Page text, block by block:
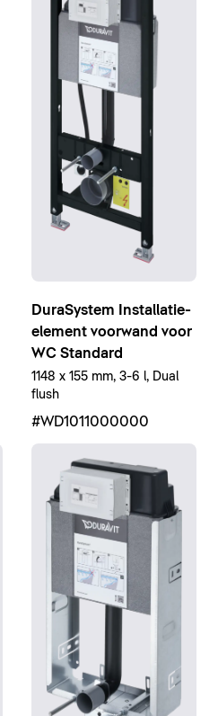
DuraSystem Installatie-
element voorwand voor
WC Standard
1148 x 155 mm, 3-6 l, Dual
flush
#WD1011000000